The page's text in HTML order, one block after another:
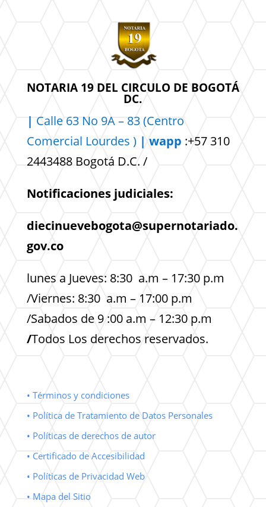
NOTARIA 19 DEL CIRCULO DE BOGOTÁ
DC.
| Calle 63 No 9A – 83 (Centro
Comercial Lourdes ) | wapp :+57 310
2443488 Bogotá D.C. /
Notificaciones judiciales:
diecinuevebogota@supernotariado.
gov.co
lunes a Jueves: 8:30 a.m – 17:30 p.m
/Viernes: 8:30 a.m – 17:00 p.m
/Sabados de 9 :00 a.m – 12:30 p.m
/Todos Los derechos reservados.
• Términos y condiciones
• Política de Tratamiento de Datos Personales
• Políticas de derechos de autor
• Certificado de Accesibilidad
• Políticas de Privacidad Web
• Mapa del Sitio